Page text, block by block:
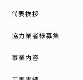
代表挨拶
協力業者様募集
事業内容